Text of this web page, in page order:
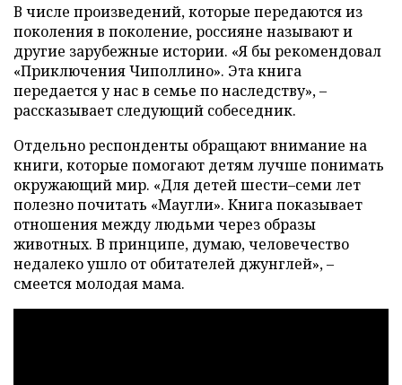
В числе произведений, которые передаются из
поколения в поколение, россияне называют и
другие зарубежные истории. «Я бы рекомендовал
«Приключения Чиполлино». Эта книга
передается у нас в семье по наследству», –
рассказывает следующий собеседник.
Отдельно респонденты обращают внимание на
книги, которые помогают детям лучше понимать
окружающий мир. «Для детей шести–семи лет
полезно почитать «Маугли». Книга показывает
отношения между людьми через образы
животных. В принципе, думаю, человечество
недалеко ушло от обитателей джунглей», –
смеется молодая мама.